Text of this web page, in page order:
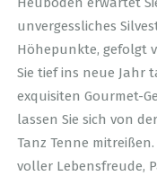
unvergessliches
Höhepunkte, gefolgt
Sie tief ins neue Jahr
exquisiten Gourmet-
lassen Sie sich von
Tanz Tenne
voller Lebensfreude,